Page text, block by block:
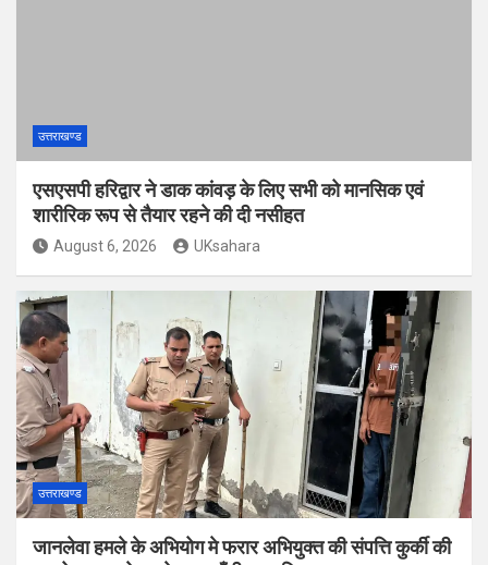
उत्तराखण्ड
एसएसपी हरिद्वार ने डाक कांवड़ के लिए सभी को मानसिक एवं
शारीरिक रूप से तैयार रहने की दी नसीहत
August 6, 2026 UKsahara
उत्तराखण्ड
जानलेवा हमले के अभियोग मे फरार अभियुक्त की संपत्ति कुर्की की